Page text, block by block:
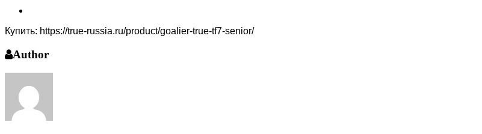
Купить: https://true-russia.ru/product/goalier-true-tf7-senior/
Author